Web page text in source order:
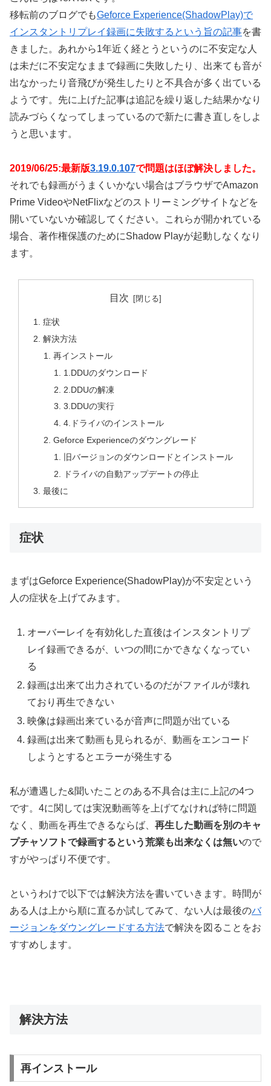
移転前のブログでもGeforce Experience(ShadowPlay)で
インスタントリプレイ録画に失敗するという旨の記事を書
きました。あれから1年近く経とうというのに不安定な人
は未だに不安定なままで録画に失敗したり、出来ても音が
出なかったり音飛びが発生したりと不具合が多く出ている
ようです。先に上げた記事は追記を繰り返した結果かなり
読みづらくなってしまっているので新たに書き直しをしよ
うと思います。
2019/06/25:最新版3.19.0.107で問題はほぼ解決しました。
それでも録画がうまくいかない場合はブラウザでAmazon
Prime VideoやNetFlixなどのストリーミングサイトなどを
開いていないか確認してください。これらが開かれている
場合、著作権保護のためにShadow Playが起動しなくなり
ます。
目次
症状
解決方法
再インストール
1.DDUのダウンロード
2.DDUの解凍
3.DDUの実行
4.ドライバのインストール
Geforce Experienceのダウングレード
旧バージョンのダウンロードとインストール
ドライバの自動アップデートの停止
最後に
症状
まずはGeforce Experience(ShadowPlay)が不安定という
人の症状を上げてみます。
オーバーレイを有効化した直後はインスタントリプ
レイ録画できるが、いつの間にかできなくなってい
る
録画は出来て出力されているのだがファイルが壊れ
ており再生できない
映像は録画出来ているが音声に問題が出ている
録画は出来て動画も見られるが、動画をエンコード
しようとするとエラーが発生する
私が遭遇した&聞いたことのある不具合は主に上記の4つ
です。4に関しては実況動画等を上げてなければ特に問題
なく、動画を再生できるならば、 再生した動画を別のキャ
プチャソフトで録画するという荒業も出来なくは無いので
すがやっぱり不便です。
というわけで以下では解決方法を書いていきます。時間が
ある人は上から順に直るか試してみて、ない人は最後のバ
ージョンをダウングレードする方法で解決を図ることをお
すすめします。
解決方法
再インストール